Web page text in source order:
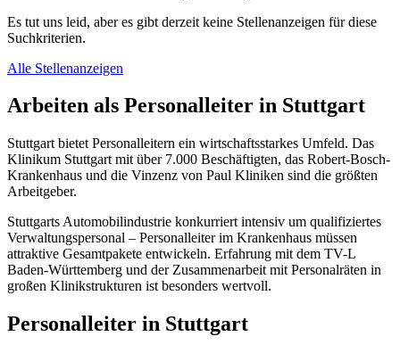
Es tut uns leid, aber es gibt derzeit keine Stellenanzeigen für diese
Suchkriterien.
Alle Stellenanzeigen
Arbeiten als Personalleiter in Stuttgart
Stuttgart bietet Personalleitern ein wirtschaftsstarkes Umfeld. Das
Klinikum Stuttgart mit über 7.000 Beschäftigten, das Robert-Bosch-
Krankenhaus und die Vinzenz von Paul Kliniken sind die größten
Arbeitgeber.
Stuttgarts Automobilindustrie konkurriert intensiv um qualifiziertes
Verwaltungspersonal – Personalleiter im Krankenhaus müssen
attraktive Gesamtpakete entwickeln. Erfahrung mit dem TV-L
Baden-Württemberg und der Zusammenarbeit mit Personalräten in
großen Klinikstrukturen ist besonders wertvoll.
Personalleiter in Stuttgart